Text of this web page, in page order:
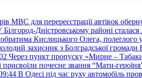
МВС для перереєстрації автівок
Білгород-Дністровському районі
Кислицького Олега, полеглого
захисник з Болградської
Через пункт пропуску «Мирне –
присвоїли почесне звання “Мати-
В Одесі під час руху автомобіль